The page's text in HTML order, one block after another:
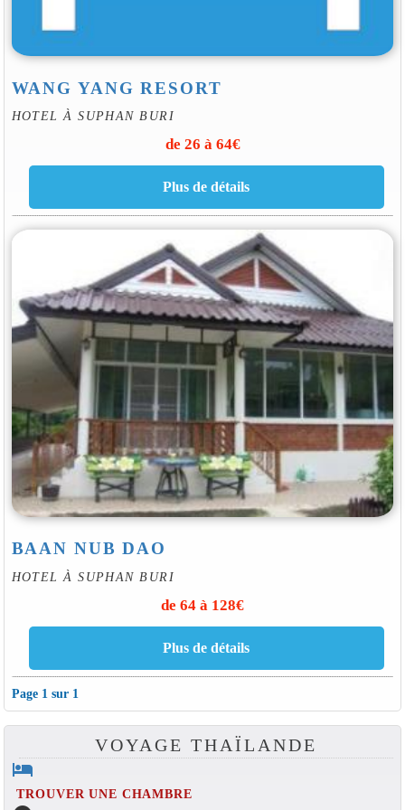
WANG YANG RESORT
HOTEL À SUPHAN BURI
de 26 à 64€
BAAN NUB DAO
HOTEL À SUPHAN BURI
de 64 à 128€
Page 1 sur 1
VOYAGE THAÏLANDE
hotel
TROUVER UNE CHAMBRE